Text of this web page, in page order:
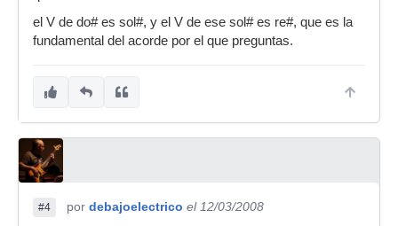
el V de do# es sol#, y el V de ese sol# es re#, que es la
fundamental del acorde por el que preguntas.
#4 por debajoelectrico el 12/03/2008